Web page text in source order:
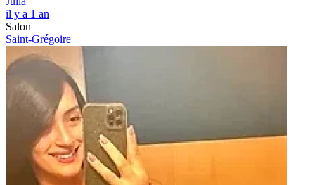
il y a 1 an
Salon
Saint-Grégoire